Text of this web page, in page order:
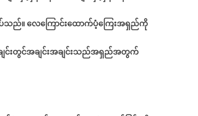
ပ်သည်။ လေကြောင်းထောက်ပံ့ကြေးအရှည်ကို
ျင်းတွင်အချင်းအချင်းသည်အရှည်အတွက်